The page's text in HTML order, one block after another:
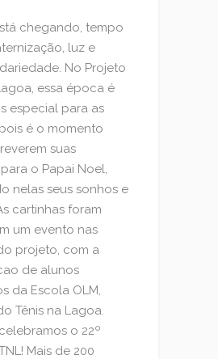
chegando, tempo
luz e
No Projeto
essa época é
especial para as
é o momento
suas
o Papai Noel,
nelas seus sonhos e
cartinhas foram
um evento nas
projeto, com a
de alunos
da Escola OLM,
Tênis na Lagoa.
o 22º
Mais de 200